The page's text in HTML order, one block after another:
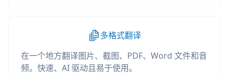
多格式翻译
在一个地方翻译图片、截图、PDF、Word 文件和音
频。快速、AI 驱动且易于使用。